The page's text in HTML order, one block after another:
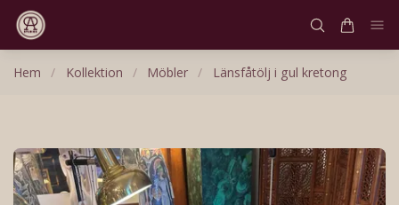
Hem / Kollektion / Möbler / Länsfåtölj i gul kretong